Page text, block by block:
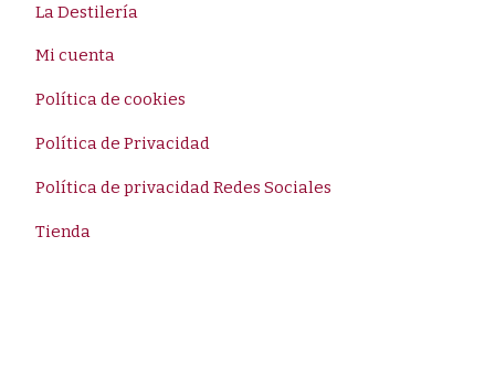
La Destilería
Mi cuenta
Política de cookies
Política de Privacidad
Política de privacidad Redes Sociales
Tienda